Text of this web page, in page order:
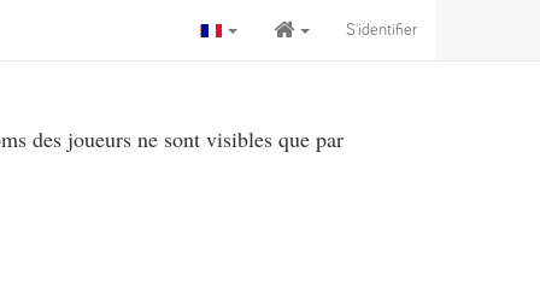
S'identifier
des joueurs ne sont visibles que par